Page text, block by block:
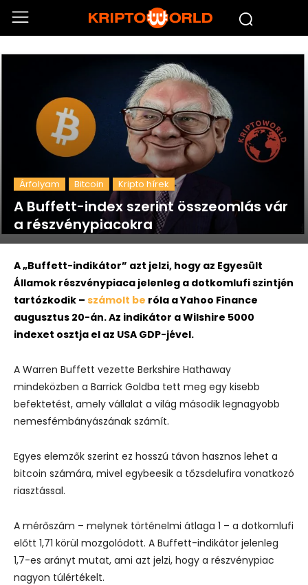
Árfolyam Bitcoin Kripto hírek
A Buffett-index szerint összeomlás vár
a részvénypiacokra
A „Buffett-indikátor” azt jelzi, hogy az Egyesült
Államok részvénypiaca jelenleg a dotkomlufi szintjén
tartózkodik – számolt be róla a Yahoo Finance
augusztus 20-án. Az indikátor a Wilshire 5000
indexet osztja el az USA GDP-jével.
A Warren Buffett vezette Berkshire Hathaway
mindeközben a Barrick Goldba tett meg egy kisebb
befektetést, amely vállalat a világ második legnagyobb
nemesfémbányászának számít.
Egyes elemzők szerint ez hosszú távon hasznos lehet a
bitcoin számára, mivel egybeesik a tőzsdelufira vonatkozó
riasztással.
A mérőszám – melynek történelmi átlaga 1 – a dotkomlufi
előtt 1,71 körül mozgolódott. A Buffett-indikátor jelenleg
1,7-es arányt mutat, ami azt jelzi, hogy a részvénypiac
nagyon túlértékelt.